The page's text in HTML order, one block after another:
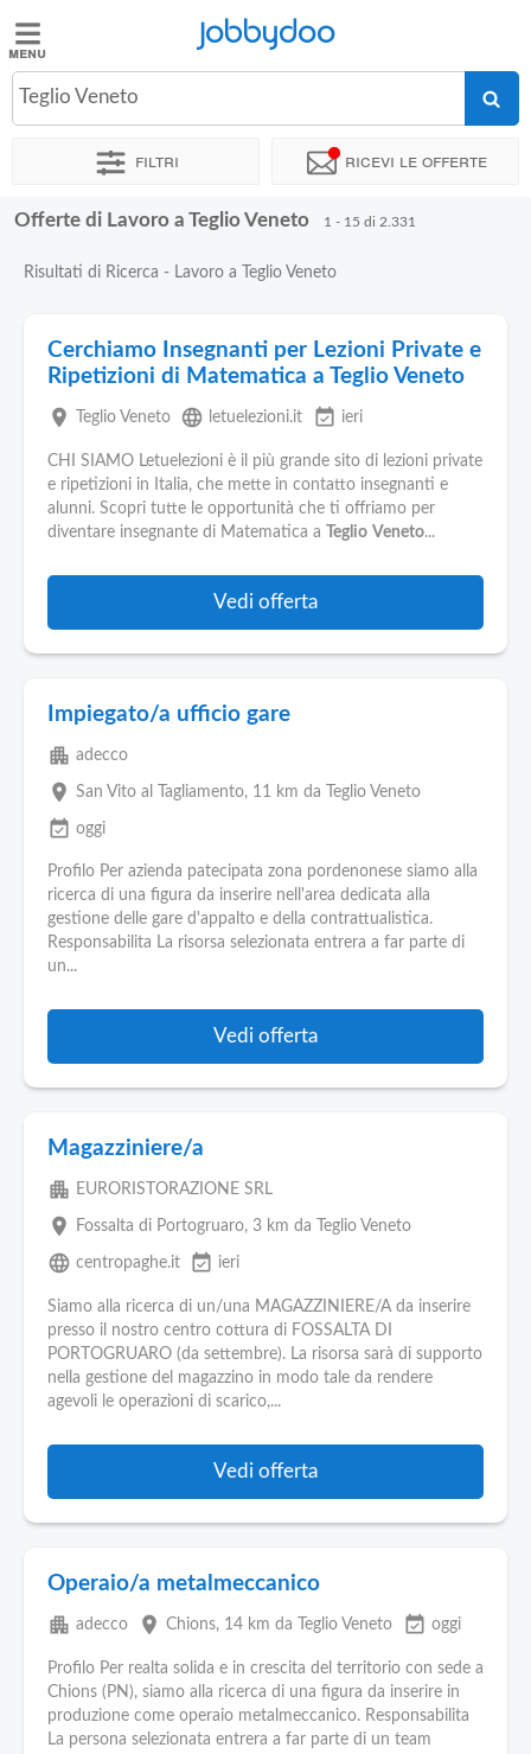
Jobbydoo
Offerte
Stipendi
Blog
Pubblica
Area
Aziende
Jobbydoo
Teglio Veneto
Filtri Ricevi le offerte
Offerte di Lavoro a Teglio Veneto 1 - 15 di 2.331
Risultati di Ricerca - Lavoro a Teglio Veneto
Cerchiamo Insegnanti per Lezioni Private e
Ripetizioni di Matematica a Teglio Veneto
place Teglio Veneto language letuelezioni.it event_available ieri
CHI SIAMO Letuelezioni è il più grande sito di lezioni private
e ripetizioni in Italia, che mette in contatto insegnanti e
alunni. Scopri tutte le opportunità che ti offriamo per
diventare insegnante di Matematica a
Teglio Veneto...
Vedi offerta
Impiegato/a ufficio gare
apartment adecco
place San Vito al Tagliamento, 11 km da Teglio Veneto
event_available oggi
Profilo Per azienda patecipata zona pordenonese siamo alla
ricerca di una figura da inserire nell'area dedicata alla
gestione delle gare d'appalto e della contrattualistica.
Responsabilita La risorsa selezionata entrera a far parte di
un...
Vedi offerta
Magazziniere/a
apartment EURORISTORAZIONE SRL
place Fossalta di Portogruaro, 3 km da Teglio Veneto
language centropaghe.it event_available ieri
Siamo alla ricerca di un/una MAGAZZINIERE/A da inserire
presso il nostro centro cottura di FOSSALTA DI
PORTOGRUARO (da settembre). La risorsa sarà di supporto
nella gestione del magazzino in modo tale da rendere
agevoli le operazioni di scarico,...
Vedi offerta
Operaio/a metalmeccanico
apartment adecco place Chions, 14 km da Teglio Veneto event_available oggi
Profilo Per realta solida e in crescita del territorio con sede a
Chions (PN), siamo alla ricerca di una figura da inserire in
produzione come operaio metalmeccanico. Responsabilita
La persona selezionata entrera a far parte di un team